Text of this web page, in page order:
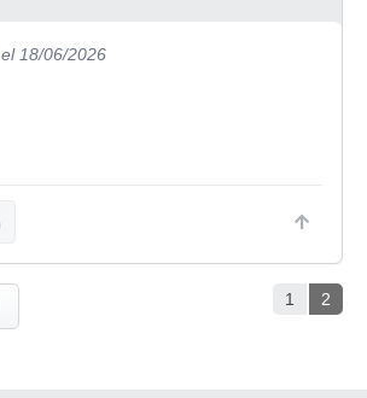
el 18/06/2026
1 2